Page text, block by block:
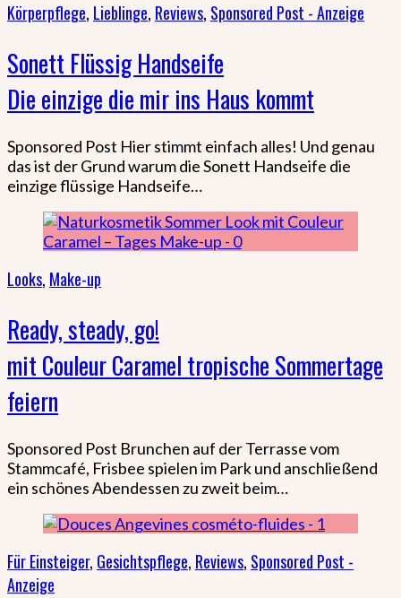
Körperpflege, Lieblinge, Reviews, Sponsored Post - Anzeige
Sonett Flüssig Handseife
Die einzige die mir ins Haus kommt
Sponsored Post Hier stimmt einfach alles! Und genau
das ist der Grund warum die Sonett Handseife die
einzige flüssige Handseife…
Looks, Make-up
Ready, steady, go!
mit Couleur Caramel tropische Sommertage
feiern
Sponsored Post Brunchen auf der Terrasse vom
Stammcafé, Frisbee spielen im Park und anschließend
ein schönes Abendessen zu zweit beim…
Für Einsteiger, Gesichtspflege, Reviews, Sponsored Post -
Anzeige